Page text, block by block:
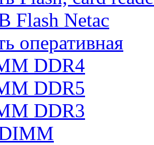
Flash Netac
оперативная
DDR4
DDR5
DDR3